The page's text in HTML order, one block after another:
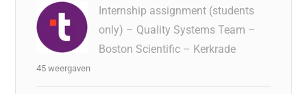
Internship assignment (students
only) – Quality Systems Team –
Boston Scientific – Kerkrade
45 weergaven